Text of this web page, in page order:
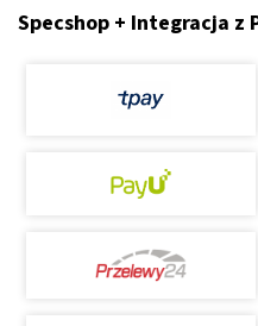
Specshop + Integracja z